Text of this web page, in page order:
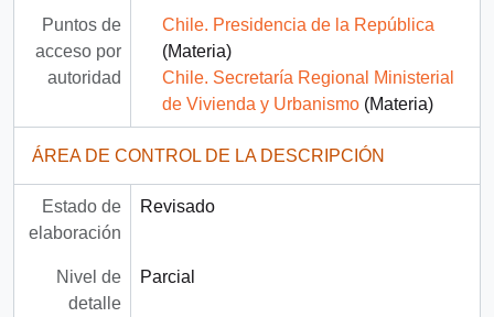
Puntos de
acceso por
autoridad
Chile. Presidencia de la República
(Materia)
Chile. Secretaría Regional Ministerial
de Vivienda y Urbanismo(Materia)
ÁREA DE CONTROL DE LA DESCRIPCIÓN
Estado de
elaboración
Revisado
Nivel de
detalle
Parcial